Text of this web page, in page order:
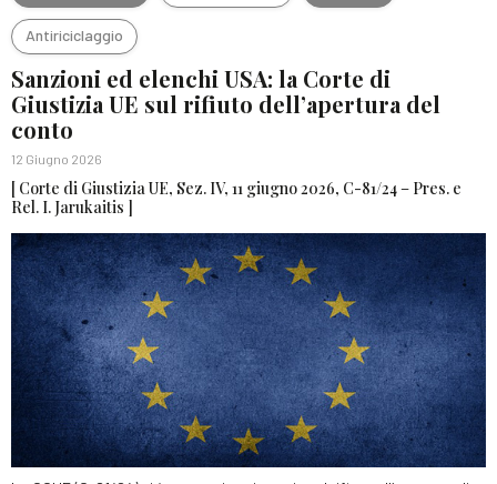
Antiriciclaggio
Sanzioni ed elenchi USA: la Corte di
Giustizia UE sul rifiuto dell’apertura del
conto
12 Giugno 2026
[ Corte di Giustizia UE, Sez. IV, 11 giugno 2026, C-81/24 – Pres. e
Rel. I. Jarukaitis ]